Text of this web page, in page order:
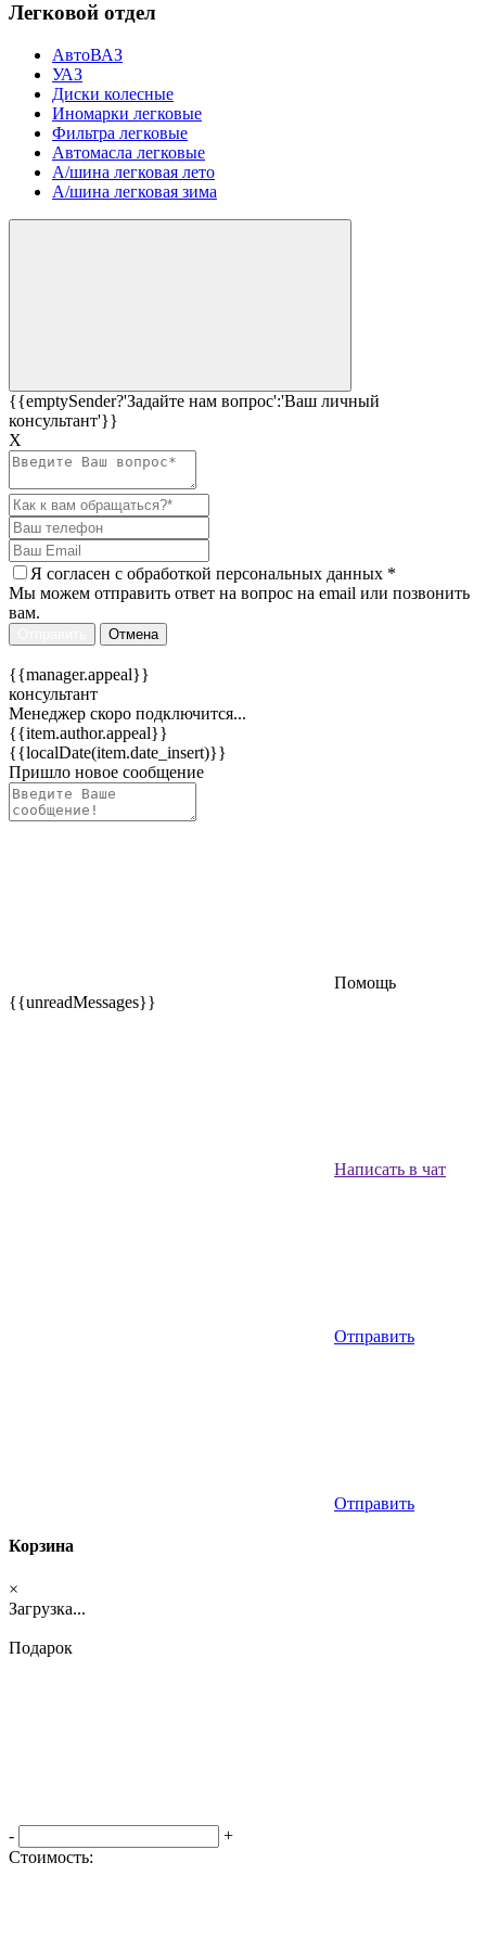
Легковой отдел
АвтоВАЗ
УАЗ
Диски колесные
Иномарки легковые
Фильтра легковые
Автомасла легковые
А/шина легковая лето
А/шина легковая зима
{{emptySender?'Задайте нам вопрос':'Ваш личный
консультант'}}
Х
Я согласен c обработкой персональных данных *
Мы можем отправить ответ на вопрос на email или позвонить
вам.
Отмена
{{manager.appeal}}
консультант
Менеджер скоро подключится...
{{item.author.appeal}}
{{localDate(item.date_insert)}}
Пришло новое сообщение
Помощь
{{unreadMessages}}
Написать в чат
Отправить
Отправить
Корзина
×
Загрузка...
Подарок
-
+
Стоимость: